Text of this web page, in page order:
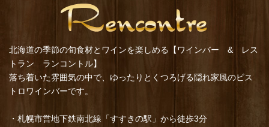
北海道の季節の旬食材とワインを楽しめる【ワインバー & レス
トラン ランコントル】
落ち着いた雰囲気の中で、ゆったりとくつろげる隠れ家風のビス
トロワインバーです。
・札幌市営地下鉄南北線「すすきの駅」から徒歩3分